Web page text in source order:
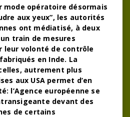
aux yeux”, les autorités
ont médiatisé, à deux
train de mesures
leur volonté de contrôle
en Inde. La
autrement plus
aux USA permet d’en
l’Agence européenne se
devant des
de certains